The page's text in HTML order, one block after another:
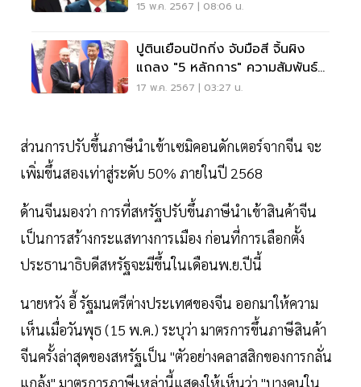
สหรัฐ" ถดถอย
15 พ.ค. 2567 | 08:06 น.
ปูตินเยือนปักกิ่ง จับมือสี จิ้นผิง
แถลง "5 หลักการ" ความสัมพันธ์
จีน-รัสเซีย
17 พ.ค. 2567 | 03:27 น.
ส่วนการปรับขึ้นภาษีนำเข้าเซมิคอนดักเตอร์จากจีน จะ
เพิ่มขึ้นสองเท่าสู่ระดับ 50% ภายในปี 2568
ด้านจีนมองว่า การที่สหรัฐปรับขึ้นภาษีนำเข้าสินค้าจีน
เป็นการสร้างกระแสทางการเมือง ก่อนที่การเลือกตั้ง
ประธานาธิบดีสหรัฐจะมีขึ้นในเดือนพ.ย.ปีนี้
นายหวัง อี้ รัฐมนตรีต่างประเทศของจีน ออกมาให้ความ
เห็นเมื่อวันพุธ (15 พ.ค.) ระบุว่า มาตรการขึ้นภาษีสินค้า
จีนครั้งล่าสุดของสหรัฐเป็น "ตัวอย่างคลาสสิกของการกลั่น
แกล้ง" มาตรการภาษีเหล่านี้แสดงให้เห็นว่า "บางคนใน